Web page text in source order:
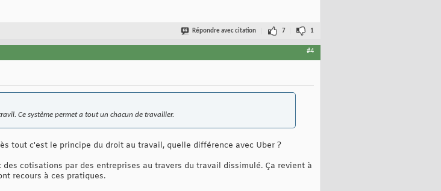
Répondre avec citation 7 1
#4
Ce système permet a tout un chacun de travailler.
tout c'est le principe du droit au travail, quelle différence avec Uber ?
cotisations par des entreprises au travers du travail dissimulé. Ça revient à
recours à ces pratiques.